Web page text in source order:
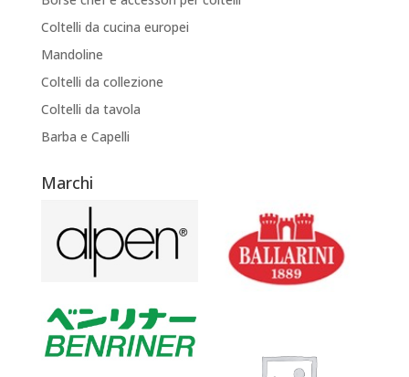
Coltelli da cucina europei
Mandoline
Coltelli da collezione
Coltelli da tavola
Barba e Capelli
Marchi